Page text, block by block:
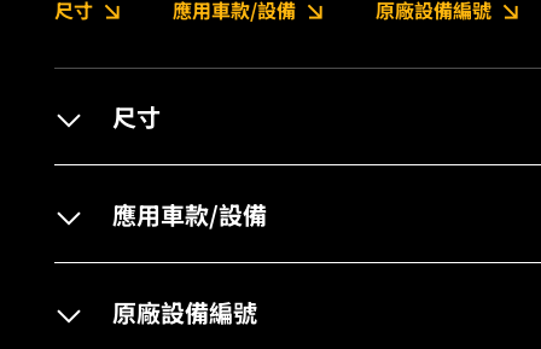
尺寸 應用車款/設備 原廠設備編號
尺寸
應用車款/設備
原廠設備編號